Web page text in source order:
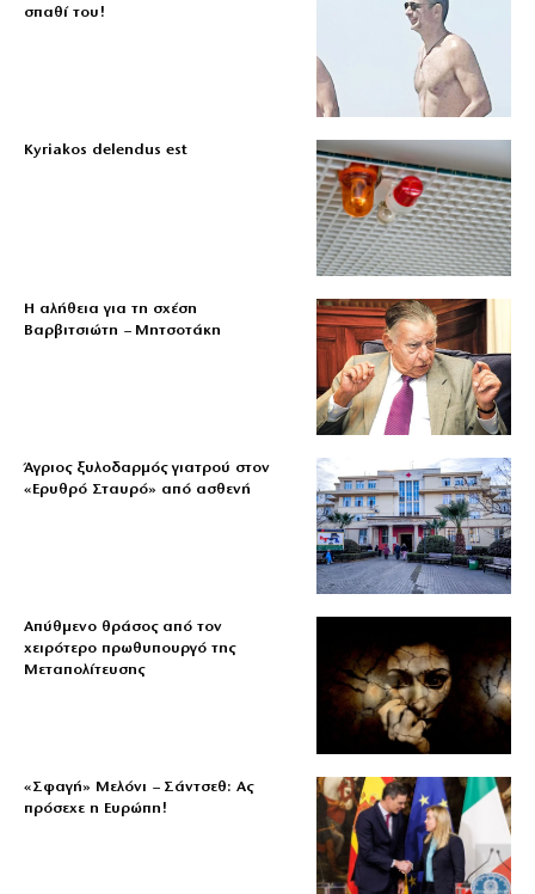
σπαθί του!
Kyriakos delendus est
Η αλήθεια για τη σχέση
Βαρβιτσιώτη – Μητσοτάκη
Άγριος ξυλοδαρμός γιατρού στον
«Ερυθρό Σταυρό» από ασθενή
Απύθμενο θράσος από τον
χειρότερο πρωθυπουργό της
Μεταπολίτευσης
«Σφαγή» Μελόνι – Σάντσεθ: Ας
πρόσεχε η Ευρώπη!